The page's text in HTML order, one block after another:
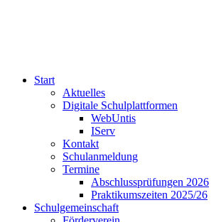
Start
Aktuelles
Digitale Schulplattformen
WebUntis
IServ
Kontakt
Schulanmeldung
Termine
Abschlussprüfungen 2026
Praktikumszeiten 2025/26
Schulgemeinschaft